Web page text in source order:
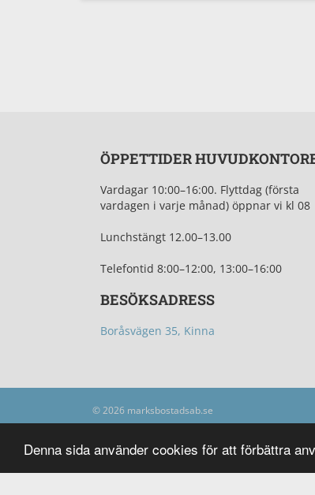
Denna sida använder cookies för att förbättra
ÖPPETTIDER
Vardagar 10:00–16:00. Flyttdag (första
vardagen i varje månad) öppnar vi kl 08
Lunchstängt 12.00–13.00
Telefontid 8:00–12:00, 13:00–16:00
BESÖKSADRESS
Boråsvägen 35, Kinna
© 2026 marksbostadsab.se